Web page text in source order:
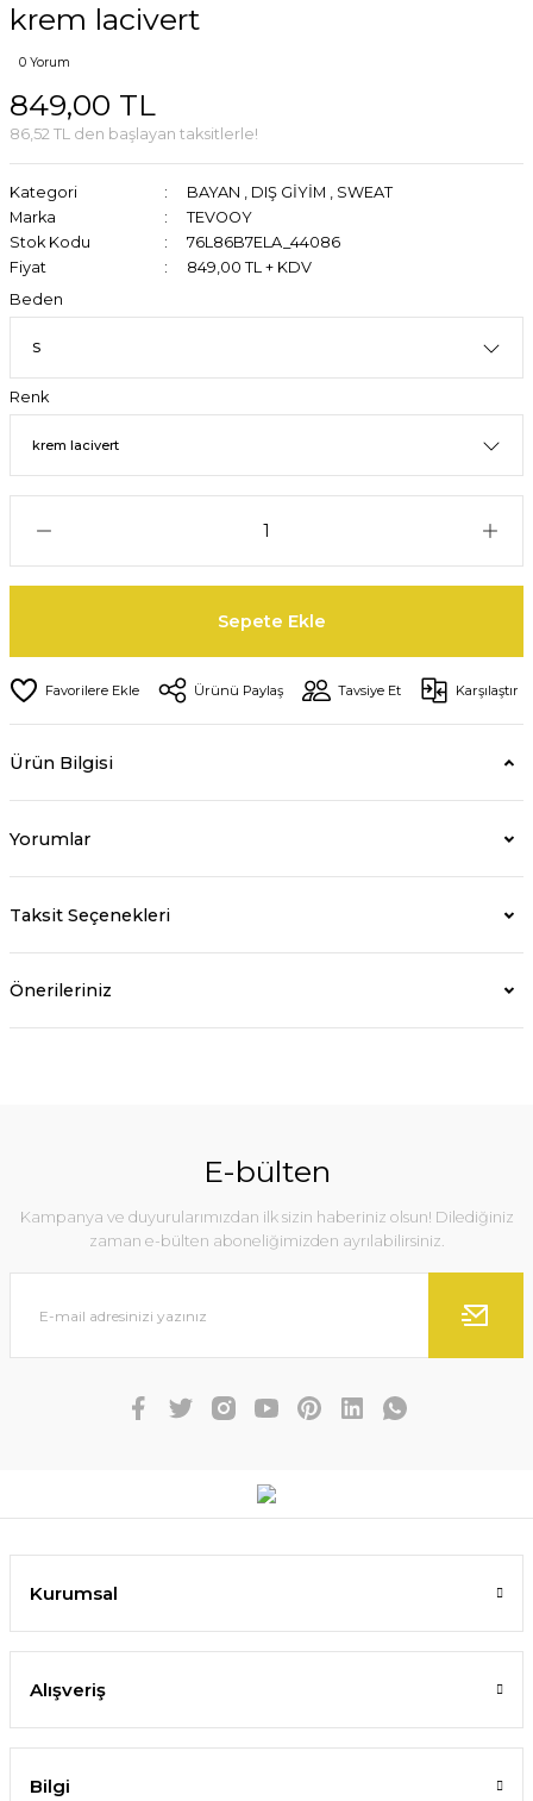
krem lacivert
0 Yorum
849,00 TL
86,52 TL den başlayan taksitlerle!
Kategori BAYAN , DIŞ GİYİM , SWEAT
Marka
TEVOOY
Stok Kodu
76L86B7ELA_44086
Fiyat
849,00 TL + KDV
Beden
Renk
Sepete Ekle
Ürünü Paylaş Tavsiye Et Karşılaştır
Ürün Bilgisi
Yorumlar
Taksit Seçenekleri
Önerileriniz
E-bülten
Kampanya ve duyurularımızdan ilk sizin haberiniz olsun! Dilediğiniz
zaman e-bülten aboneliğimizden ayrılabilirsiniz.
Kurumsal
Alışveriş
Bilgi